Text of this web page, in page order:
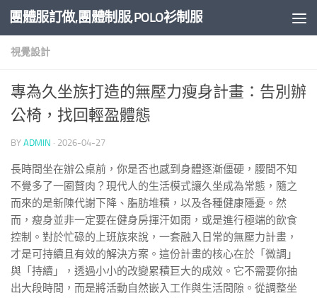
Skip to content
團體服訂做,團體制服,POLO衫制服
視覺設計
專為久坐族打造的無壓力瘦身計畫：告別辦
公椅，找回輕盈體態
BY ADMIN · 2026-04-27
長時間坐在辦公桌前，你是否也感到身體逐漸僵硬，腰間不知
不覺多了一圈贅肉？現代人的生活模式讓久坐成為常態，隨之
而來的是新陳代謝下降、脂肪堆積，以及各種健康隱憂。然
而，瘦身並非一定要在健身房揮汗如雨，或是進行極端的飲食
控制。對於忙碌的上班族來說，一套融入日常的無壓力計畫，
才是可持續且有效的解決方案。這份計畫的核心在於「微調」
與「持續」，透過小小的改變累積巨大的成效。它不需要你抽
出大段時間，而是將活動自然嵌入工作與生活間隙。從調整坐